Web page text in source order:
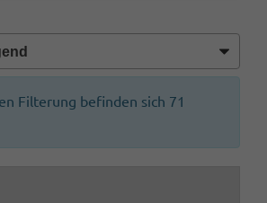
Filterung befinden sich 71